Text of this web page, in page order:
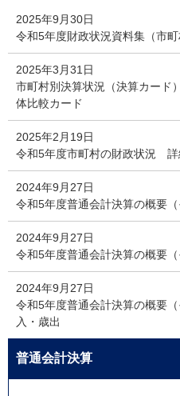
2025年9月30日
令和5年度財政状況資料集（市町
2025年3月31日
市町村別決算状況（決算カード
体比較カード
2025年2月19日
令和5年度市町村の財政状況 詳
2024年9月27日
令和5年度普通会計決算の概要
2024年9月27日
令和5年度普通会計決算の概要
2024年9月27日
令和5年度普通会計決算の概要
入・歳出
普通会計決算